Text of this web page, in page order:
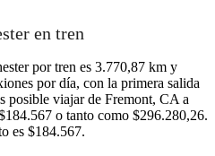
en tren
por tren es 3.770,87 km y
por día, con la primera salida
posible viajar de Fremont, CA a
o tanto como $296.280,26.
es $184.567.